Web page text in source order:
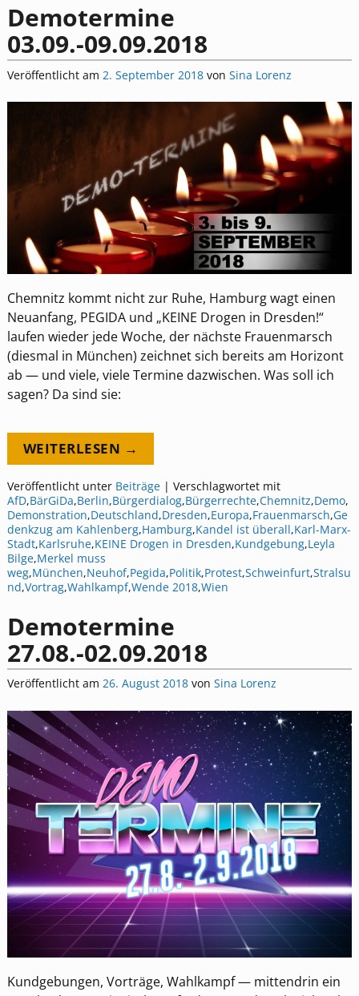
Demotermine
03.09.-09.09.2018
Veröffentlicht am 2. September 2018 von Sina Lorenz
Chemnitz kommt nicht zur Ruhe, Hamburg wagt einen
Neuanfang, PEGIDA und „KEINE Drogen in Dresden!“
laufen wieder jede Woche, der nächste Frauenmarsch
(diesmal in München) zeichnet sich bereits am Horizont
ab — und viele, viele Termine dazwischen. Was soll ich
sagen? Da sind sie:
WEITERLESEN →
Veröffentlicht unter Beiträge| Verschlagwortet mit
AfD,BärGiDa,Berlin,Bürgerdialog,Bürgerrechte,Chemnitz,Demo,
Demonstration,Deutschland,Dresden,Europa,Frauenmarsch,Ge
denkzug am Kahlenberg,Hamburg,Kandel ist überall,Karl-Marx-
Stadt,Karlsruhe,KEINE Drogen in Dresden,Kundgebung,Leyla
Bilge,Merkel muss
weg,München,Neuhof,Pegida,Politik,Protest,Schweinfurt,Stralsu
nd,Vortrag,Wahlkampf,Wende 2018,Wien
Demotermine
27.08.-02.09.2018
Veröffentlicht am 26. August 2018 von Sina Lorenz
Kundgebungen, Vorträge, Wahlkampf — mittendrin ein